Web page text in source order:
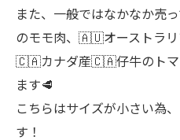
また、一般ではなかなか
のモモ肉、🇦🇺オーストラリ
🇨🇦カナダ産🇨🇦仔牛のトマ
ます🥩
こちらはサイズが小さい為
す！